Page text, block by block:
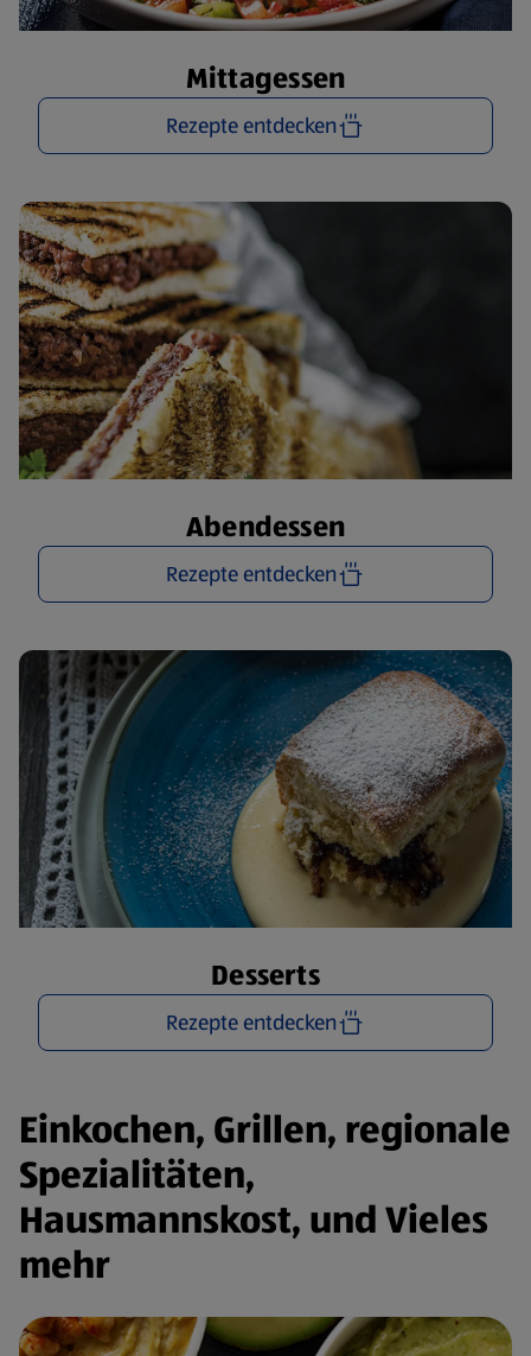
Mittagessen
Rezepte entdecken
Abendessen
Rezepte entdecken
Desserts
Rezepte entdecken
Einkochen, Grillen, regionale
Spezialitäten,
Hausmannskost, und Vieles
mehr